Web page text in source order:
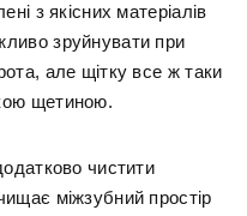
з якісних матеріалів
зруйнувати при
але щітку все ж таки
щетиною.
чистити
міжзубний простір